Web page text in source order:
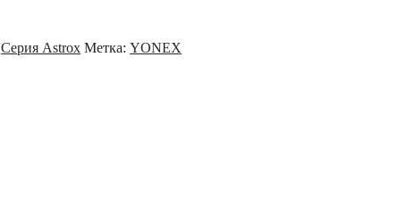
Серия Astrox Метка: YONEX